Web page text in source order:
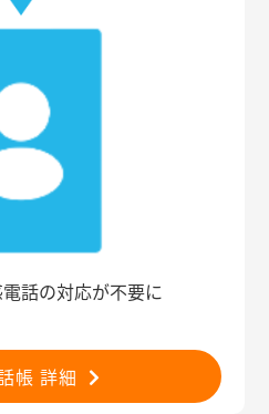
話の対応が不要に
帳 詳細